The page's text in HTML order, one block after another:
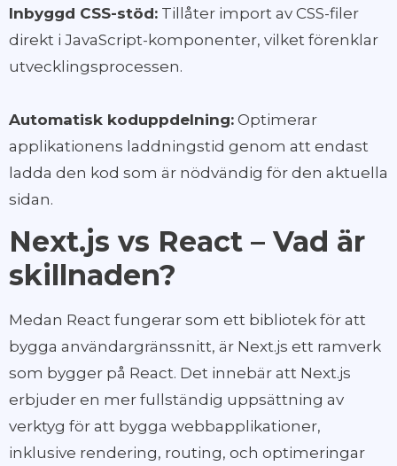
Inbyggd CSS-stöd: Tillåter import av CSS-filer
direkt i JavaScript-komponenter, vilket förenklar
utvecklingsprocessen.
Automatisk koduppdelning: Optimerar
applikationens laddningstid genom att endast
ladda den kod som är nödvändig för den aktuella
sidan.
Next.js vs React – Vad är
skillnaden?
Medan React fungerar som ett bibliotek för att
bygga användargränssnitt, är Next.js ett ramverk
som bygger på React. Det innebär att Next.js
erbjuder en mer fullständig uppsättning av
verktyg för att bygga webbapplikationer,
inklusive rendering, routing, och optimeringar